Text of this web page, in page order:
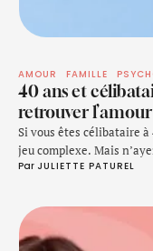
AMOUR FAMILLE
40 ans et
retrouver l’amour
Si vous êtes célibataire
jeu complexe. Mais
trouver une relation
naviguer sereinement
tout en …
Par JULIETTE PATUREL